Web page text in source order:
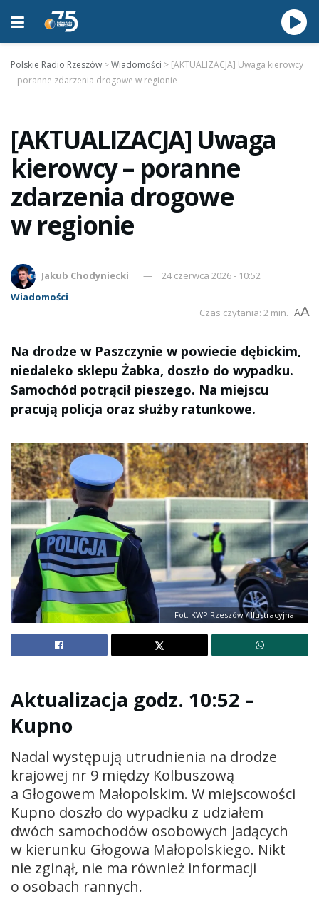
Polskie Radio Rzeszów >Wiadomości > [AKTUALIZACJA] Uwaga kierowcy
– poranne zdarzenia drogowe w regionie
[AKTUALIZACJA] Uwaga
kierowcy – poranne
zdarzenia drogowe
w regionie
Jakub Chodyniecki
24 czerwca 2026 - 10:52
Wiadomości
Czas czytania: 2 min. AA
Na drodze w Paszczynie w powiecie dębickim,
niedaleko sklepu Żabka, doszło do wypadku.
Samochód potrącił pieszego. Na miejscu
pracują policja oraz służby ratunkowe.
Fot. KWP Rzeszów / Ilustracyjna
Aktualizacja godz. 10:52 –
Kupno
Nadal występują utrudnienia na drodze
krajowej nr 9 między Kolbuszową
a Głogowem Małopolskim. W miejscowości
Kupno doszło do wypadku z udziałem
dwóch samochodów osobowych jadących
w kierunku Głogowa Małopolskiego. Nikt
nie zginął, nie ma również informacji
o osobach rannych.